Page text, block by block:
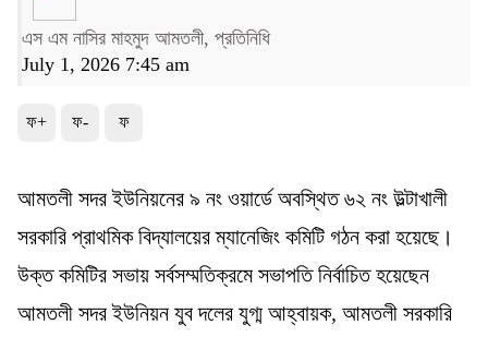
এস এম নাসির মাহমুদ আমতলী, প্রতিনিধি
July 1, 2026 7:45 am
ফ+ ফ- ফ
আমতলী সদর ইউনিয়নের ৯ নং ওয়ার্ডে অবস্থিত ৬২ নং উল্টাখালী
সরকারি প্রাথমিক বিদ্যালয়ের ম্যানেজিং কমিটি গঠন করা হয়েছে।
উক্ত কমিটির সভায় সর্বসম্মতিক্রমে সভাপতি নির্বাচিত হয়েছেন
আমতলী সদর ইউনিয়ন যুব দলের যুগ্ম আহ্বায়ক, আমতলী সরকারি